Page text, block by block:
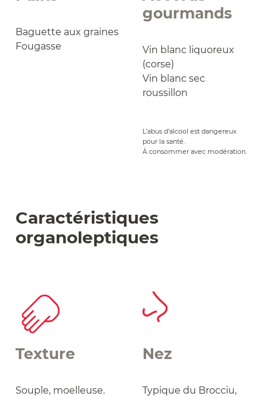
Baguette aux graines
Fougasse
gourmands
L’abus d’alcool est dangereux
pour la santé.
À consommer avec modération.
Vin blanc liquoreux
(corse)
Vin blanc sec
roussillon
Caractéristiques
organoleptiques
Texture
Souple, moelleuse.
Nez
Typique du Brocciu,